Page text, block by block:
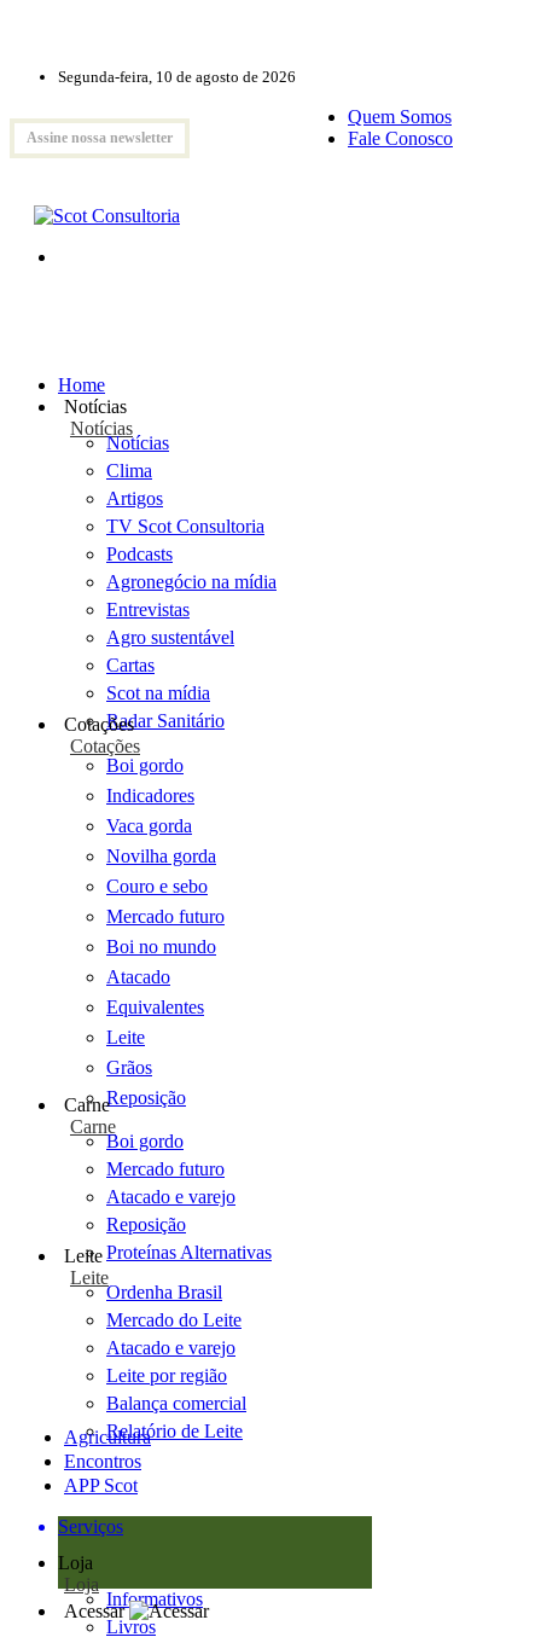
Segunda-feira, 10 de agosto de 2026
Assine nossa newsletter
Quem Somos
Fale Conosco
Home
Notícias
Notícias
Notícias
Clima
Artigos
TV Scot Consultoria
Podcasts
Agronegócio na mídia
Entrevistas
Agro sustentável
Cartas
Scot na mídia
Radar Sanitário
Cotações
Cotações
Boi gordo
Indicadores
Vaca gorda
Novilha gorda
Couro e sebo
Mercado futuro
Boi no mundo
Atacado
Equivalentes
Leite
Grãos
Reposição
Carne
Carne
Boi gordo
Mercado futuro
Atacado e varejo
Reposição
Proteínas Alternativas
Leite
Leite
Ordenha Brasil
Mercado do Leite
Atacado e varejo
Leite por região
Balança comercial
Relatório de Leite
Agricultura
Encontros
APP Scot
Serviços
Loja
Loja
Informativos
Livros
Acessar